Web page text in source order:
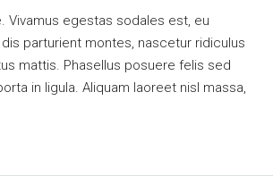
Vivamus egestas sodales est, eu
parturient montes, nascetur ridiculus
mattis. Phasellus posuere felis sed
in ligula. Aliquam laoreet nisl massa,